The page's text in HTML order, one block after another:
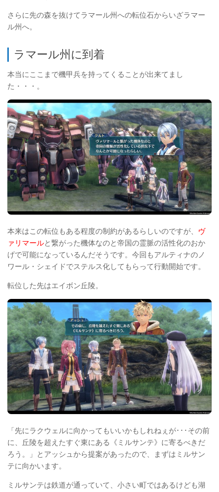
さらに先の森を抜けてラマール州への転位石からいざラマー
ル州へ。
ラマール州に到着
本当にここまで機甲兵を持ってくることが出来てまし
た・・・。
本来はこの転位もある程度の制約があるらしいのですが、 ヴ
ァリマールと繋がった機体なのと帝国の霊脈の活性化のおか
げで可能になっているんだそうです。今回もアルティナのノ
ワール・シェイドでステルス化してもらって行動開始です。
転位した先はエイボン丘陵。
「先にラクウェルに向かってもいいかもしれねぇが･･･その前
に、丘陵を超えたすぐ東にある《ミルサンテ》に寄るべきだ
ろう。」とアッシュから提案があったので、まずはミルサン
テに向かいます。
ミルサンテは鉄道が通っていて、小さい町ではあるけども湖